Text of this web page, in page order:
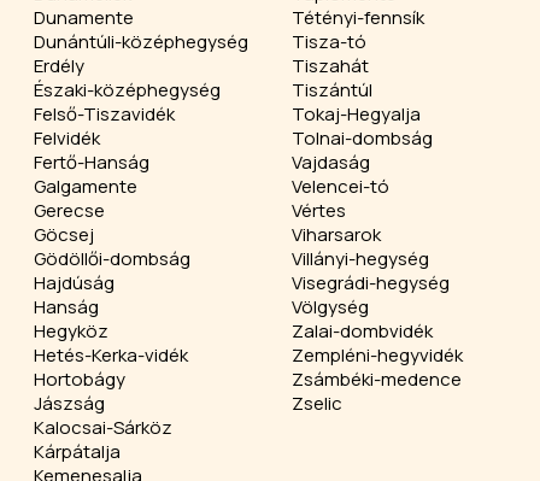
Dunamente
Dunántúli-középhegység
Erdély
Északi-középhegység
Felső-Tiszavidék
Felvidék
Fertő-Hanság
Galgamente
Gerecse
Göcsej
Gödöllői-dombság
Hajdúság
Hanság
Hegyköz
Hetés-Kerka-vidék
Hortobágy
Jászság
Kalocsai-Sárköz
Kárpátalja
Kemenesalja
Tétényi-fennsík
Tisza-tó
Tiszahát
Tiszántúl
Tokaj-Hegyalja
Tolnai-dombság
Vajdaság
Velencei-tó
Vértes
Viharsarok
Villányi-hegység
Visegrádi-hegység
Völgység
Zalai-dombvidék
Zempléni-hegyvidék
Zsámbéki-medence
Zselic